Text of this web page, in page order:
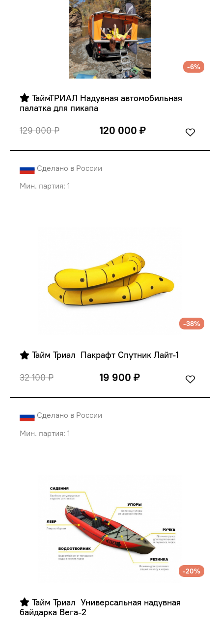
-6%
ТаймТРИАЛ Надувная автомобильная
палатка для пикапа
129 000 ₽
120 000 ₽
Сделано в России
Мин. партия: 1
-38%
Тайм Триал  Пакрафт Спутник Лайт-1
32 100 ₽
19 900 ₽
Сделано в России
Мин. партия: 1
-20%
Тайм Триал  Универсальная надувная
байдарка Вега-2